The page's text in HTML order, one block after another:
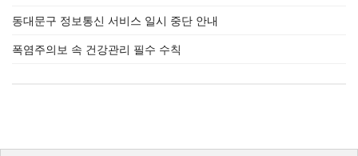
동대문구 정보통신 서비스 일시 중단 안내
폭염주의보 속 건강관리 필수 수칙